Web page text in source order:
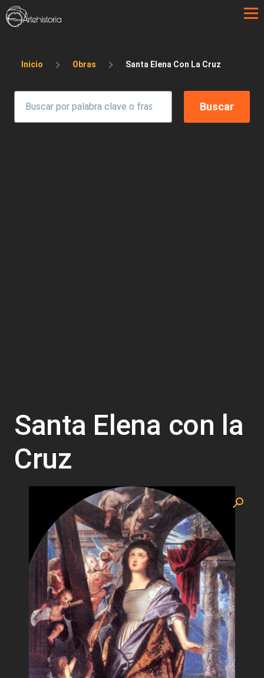
Pasar al contenido principal
Sobrescribir enlaces de ayuda a la
Inicio Obras Santa Elena Con La Cruz
Santa Elena con la
Cruz